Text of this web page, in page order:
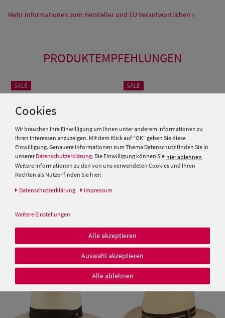
Damen Caps
Damen
Mehr Informationen zum Hersteller und EU Verantwortlichen »
PRODUKTEMPFEHLUNGEN
SALE
Lederband & UV-Schutz 50 von
99,99 €
SALE
149,50 €
99,99 €
SALE SALE
Cookies
Wir brauchen Ihre Einwilligung um Ihnen unter anderem Informationen zu
Ihren Interessen anzuzeigen. Mit dem Klick auf "OK" geben Sie diese
Einwilligung. Genauere Informationen zum Thema Datenschutz finden Sie in
unserer Datenschutzerklärung. Die Einwilligung können Sie hier ablehnen
Weitere Informationen zu den von uns verwendeten Cookies und Ihren
Rechten als Nutzer finden Sie hier:
Daten­schutz­erklärung Impressum
Weitere Einstellungen
Alle akzeptieren
Auswahl akzeptieren
Alle ablehnen